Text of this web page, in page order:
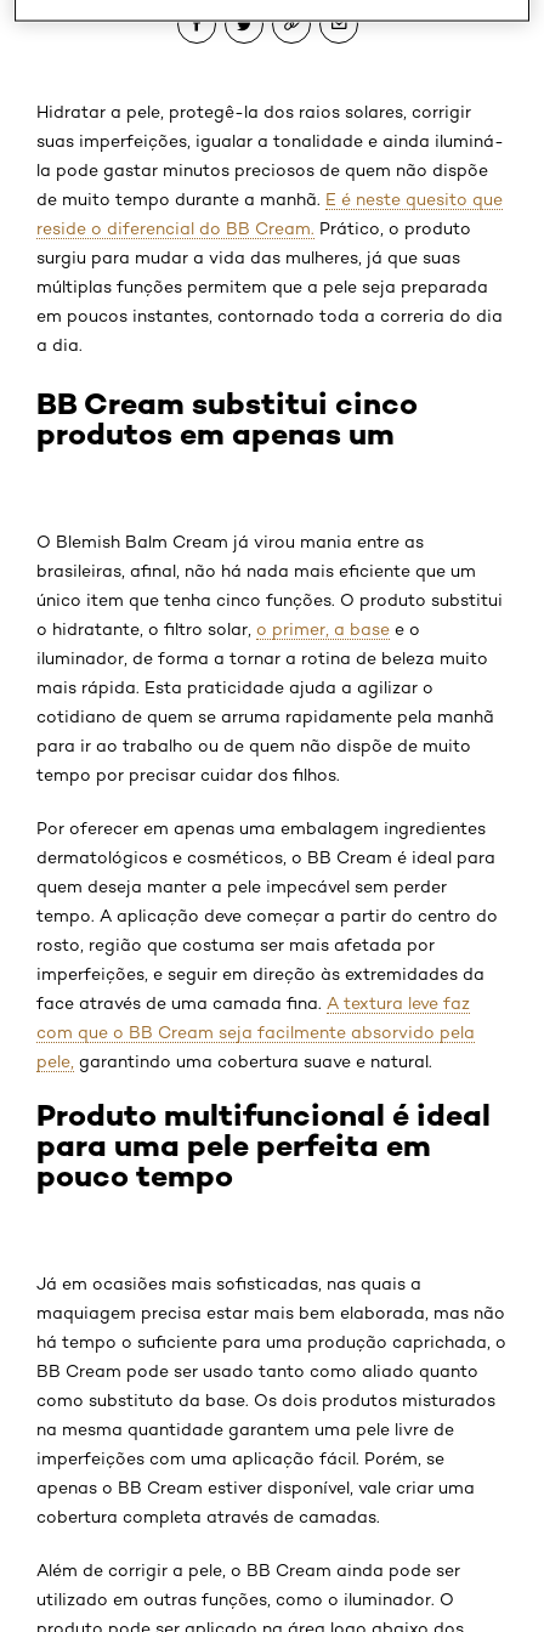
Hidratar a pele, protegê-la dos raios solares, corrigir
suas imperfeições, igualar a tonalidade e ainda iluminá-
la pode gastar minutos preciosos de quem não dispõe
de muito tempo durante a manhã. E é neste quesito que
reside o diferencial do BB Cream. Prático, o produto
surgiu para mudar a vida das mulheres, já que suas
múltiplas funções permitem que a pele seja preparada
em poucos instantes, contornado toda a correria do dia
a dia.
BB Cream substitui cinco
produtos em apenas um
O Blemish Balm Cream já virou mania entre as
brasileiras, afinal, não há nada mais eficiente que um
único item que tenha cinco funções. O produto substitui
o hidratante, o filtro solar, o primer, a base e o
iluminador, de forma a tornar a rotina de beleza muito
mais rápida. Esta praticidade ajuda a agilizar o
cotidiano de quem se arruma rapidamente pela manhã
para ir ao trabalho ou de quem não dispõe de muito
tempo por precisar cuidar dos filhos.
Por oferecer em apenas uma embalagem ingredientes
dermatológicos e cosméticos, o BB Cream é ideal para
quem deseja manter a pele impecável sem perder
tempo. A aplicação deve começar a partir do centro do
rosto, região que costuma ser mais afetada por
imperfeições, e seguir em direção às extremidades da
face através de uma camada fina. A textura leve faz
com que o BB Cream seja facilmente absorvido pela
pele, garantindo uma cobertura suave e natural.
Produto multifuncional é ideal
para uma pele perfeita em
pouco tempo
Já em ocasiões mais sofisticadas, nas quais a
maquiagem precisa estar mais bem elaborada, mas não
há tempo o suficiente para uma produção caprichada, o
BB Cream pode ser usado tanto como aliado quanto
como substituto da base. Os dois produtos misturados
na mesma quantidade garantem uma pele livre de
imperfeições com uma aplicação fácil. Porém, se
apenas o BB Cream estiver disponível, vale criar uma
cobertura completa através de camadas.
Além de corrigir a pele, o BB Cream ainda pode ser
utilizado em outras funções, como o iluminador. O
produto pode ser aplicado na área logo abaixo dos